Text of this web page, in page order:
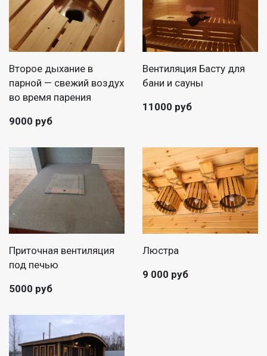
Второе дыхание в
парной — свежий воздух
во время парения
9000 руб
Вентиляция Басту для
бани и сауны
11000 руб
Приточная вентиляция
под печью
5000 руб
Люстра
9 000 руб